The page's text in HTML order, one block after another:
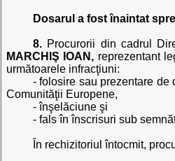
Dosarul a fost înaintat
8.Procurorii din cadrul
MARCHIŞ IOAN, reprezentant
următoarele infracţiuni:
- folosire sau prezentare de
Comunităţii Europene,
- înşelăciune şi
- fals în înscrisuri sub
În rechizitoriul întocmit,